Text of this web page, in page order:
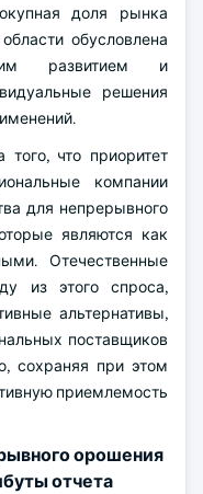
доля рынка
обусловлена
развитием и
решения
что приоритет
компании
для непрерывного
являются как
Отечественные
из этого спроса,
альтернативы,
поставщиков
сохраняя при этом
приемлемость
орошения
отчета